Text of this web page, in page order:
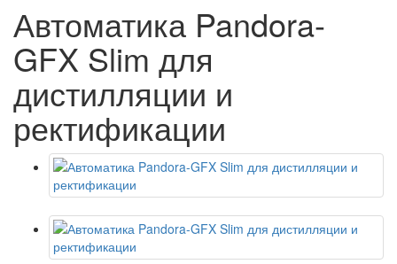
Автоматика Pandora-
GFX Slim для
дистилляции и
ректификации